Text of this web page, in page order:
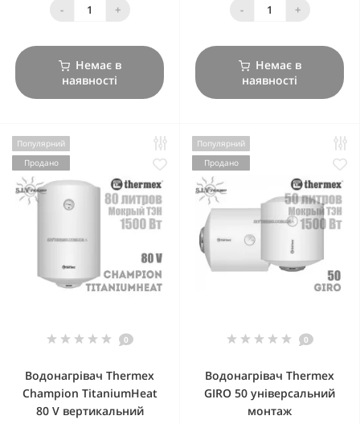
- +
Немає в
наявності
- +
Немає в
наявності
Популярний
Продано
0
Водонагрівач Thermex
Champion TitaniumHeat
80 V вертикальний
Популярний
Продано
0
Водонагрівач Thermex
GIRO 50 універсальний
монтаж